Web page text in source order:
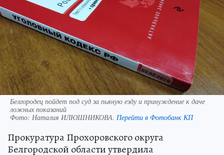
Белгородец пойдет под суд за пьяную езду и принуждение к даче
ложных показаний
Фото: Наталия ИЛЮШНИКОВА. Перейти в Фотобанк КП
Прокуратура Прохоровского округа
Белгородской области утвердила